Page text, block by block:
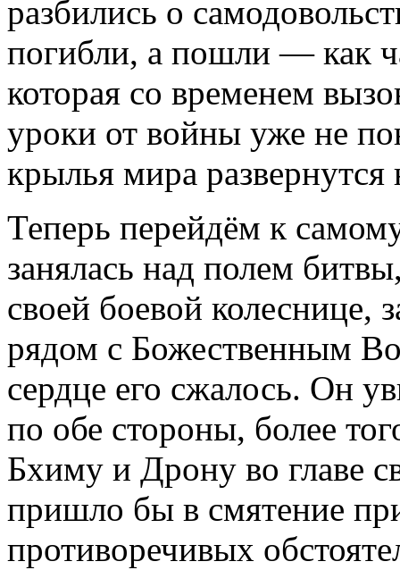
разбились о
погибли, а пошли — как
которая со временем
уроки от войны уже не
крылья мира
Теперь перейдём к
занялась над полем
своей боевой
рядом с Божественным
сердце его сжалось. Он
по обе стороны, более
Бхиму и Дрону во главе
пришло бы в смятение
противоречивых